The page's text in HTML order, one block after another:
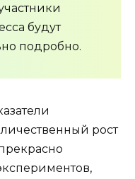
будут
подробно.
рост